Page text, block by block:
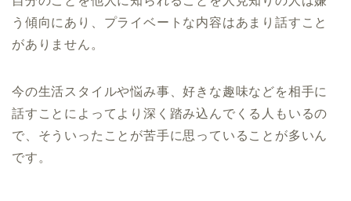
う傾向にあり、プライベートな内容はあまり話すこと
がありません。
今の生活スタイルや悩み事、好きな趣味などを相手に
話すことによってより深く踏み込んでくる人もいるの
で、そういったことが苦手に思っていることが多いん
です。